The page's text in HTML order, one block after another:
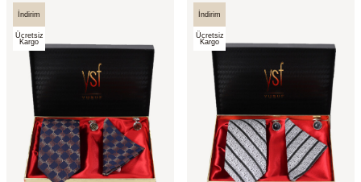
İndirim
Ücretsiz
Kargo
İndirim
Ücretsiz
Kargo